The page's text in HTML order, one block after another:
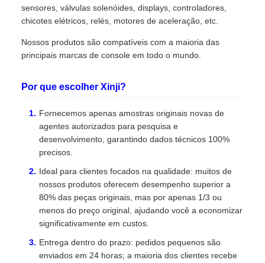
sensores, válvulas solenóides, displays, controladores,
chicotes elétricos, relés, motores de aceleração, etc.
Nossos produtos são compatíveis com a maioria das
principais marcas de console em todo o mundo.
Por que escolher Xinji?
Fornecemos apenas amostras originais novas de
agentes autorizados para pesquisa e
desenvolvimento, garantindo dados técnicos 100%
precisos.
Ideal para clientes focados na qualidade: muitos de
nossos produtos oferecem desempenho superior a
80% das peças originais, mas por apenas 1/3 ou
menos do preço original, ajudando você a economizar
significativamente em custos.
Entrega dentro do prazo: pedidos pequenos são
enviados em 24 horas; a maioria dos clientes recebe